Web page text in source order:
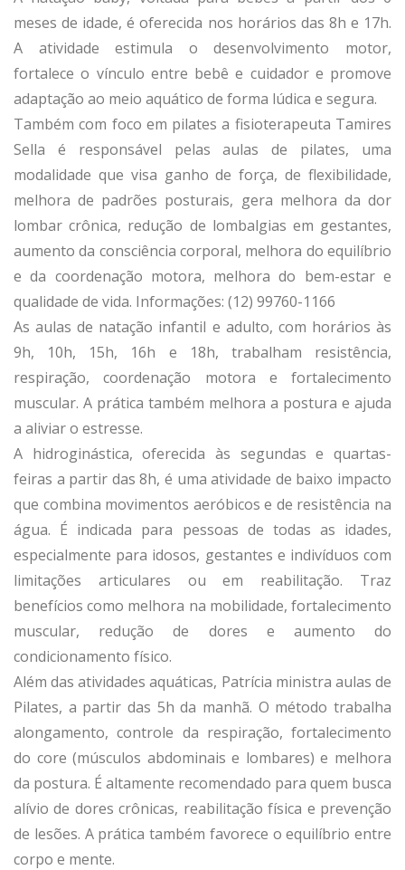
meses de idade, é oferecida nos horários das 8h e 17h.
A atividade estimula o desenvolvimento motor,
fortalece o vínculo entre bebê e cuidador e promove
adaptação ao meio aquático de forma lúdica e segura.
Também com foco em pilates a fisioterapeuta Tamires
Sella é responsável pelas aulas de pilates, uma
modalidade que visa ganho de força, de flexibilidade,
melhora de padrões posturais, gera melhora da dor
lombar crônica, redução de lombalgias em gestantes,
aumento da consciência corporal, melhora do equilíbrio
e da coordenação motora, melhora do bem-estar e
qualidade de vida. Informações: (12) 99760-1166
As aulas de natação infantil e adulto, com horários às
9h, 10h, 15h, 16h e 18h, trabalham resistência,
respiração, coordenação motora e fortalecimento
muscular. A prática também melhora a postura e ajuda
a aliviar o estresse.
A hidroginástica, oferecida às segundas e quartas-
feiras a partir das 8h, é uma atividade de baixo impacto
que combina movimentos aeróbicos e de resistência na
água. É indicada para pessoas de todas as idades,
especialmente para idosos, gestantes e indivíduos com
limitações articulares ou em reabilitação. Traz
benefícios como melhora na mobilidade, fortalecimento
muscular, redução de dores e aumento do
condicionamento físico.
Além das atividades aquáticas, Patrícia ministra aulas de
Pilates, a partir das 5h da manhã. O método trabalha
alongamento, controle da respiração, fortalecimento
do core (músculos abdominais e lombares) e melhora
da postura. É altamente recomendado para quem busca
alívio de dores crônicas, reabilitação física e prevenção
de lesões. A prática também favorece o equilíbrio entre
corpo e mente.